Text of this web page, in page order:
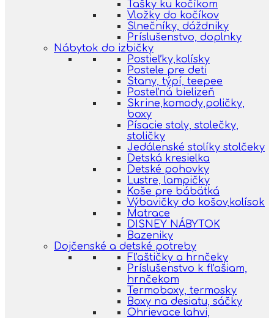
Tašky ku kočíkom
Vložky do kočíkov
Slnečníky, dáždniky
Príslušenstvo, doplnky
Nábytok do izbičky
Postieľky,kolísky
Postele pre deti
Stany, týpí, teepee
Posteľná bielizeň
Skrine,komody,poličky,
boxy
Písacie stoly, stolečky,
stoličky
Jedálenské stolíky stolčeky
Detská kresielka
Detské pohovky
Lustre, lampičky
Koše pre bábätká
Výbavičky do košov,kolísok
Matrace
DISNEY NÁBYTOK
Bazeniky
Dojčenské a detské potreby
Fľaštičky a hrnčeky
Príslušenstvo k fľašiam,
hrnčekom
Termoboxy, termosky
Boxy na desiatu, sáčky
Ohrievace lahvi,